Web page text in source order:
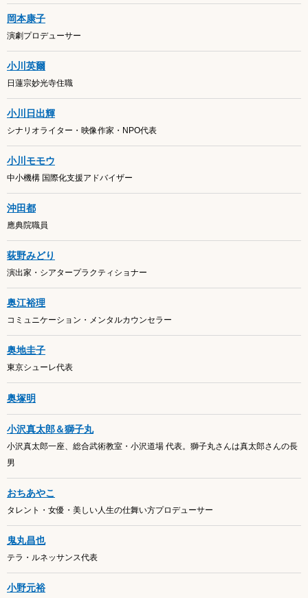
岡本康子
演劇プロデューサー
小川英爾
日蓮宗妙光寺住職
小川日出輝
シナリオライター・映像作家・NPO代表
小川モモウ
中小機構 国際化支援アドバイザー
沖田都
應典院職員
荻野みどり
演出家・シアタープラクティショナー
奥江裕理
コミュニケーション・メンタルカウンセラー
奥地圭子
東京シューレ代表
奥塚明
小沢真太郎＆獅子丸
小沢真太郎一座、総合武術教室・小沢道場 代表。獅子丸さんは真太郎さんの長
男
おちあやこ
タレント・女優・美しい人生の仕舞い方プロデューサー
鬼丸昌也
テラ・ルネッサンス代表
小野元裕